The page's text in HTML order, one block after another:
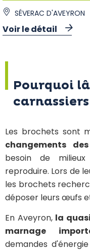
SÉVERAC D'AVEYRON
Voir le détail
Pourquoi
Les brochets sont
changements
besoin de
reproduire. Lors de
les brochets
déposer leurs œufs
En Aveyron, la
marnage
demandes